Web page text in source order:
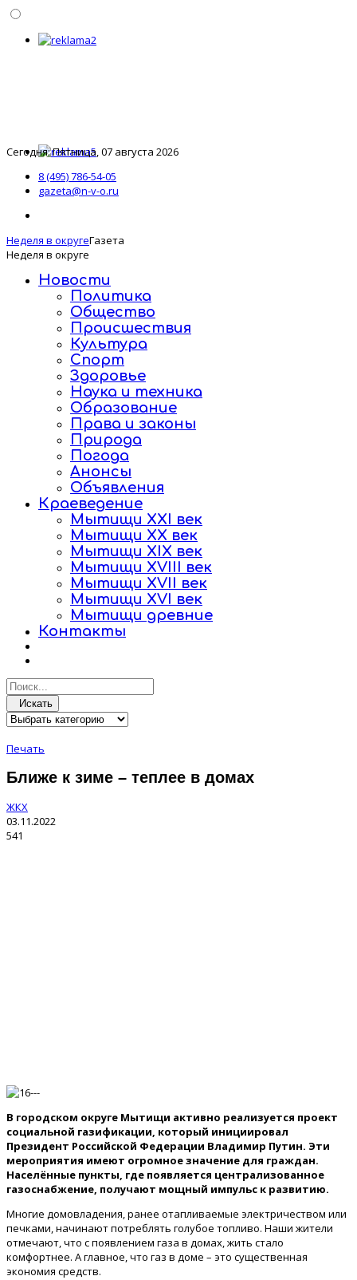
Сегодня: Пятница, 07 августа 2026
8 (495) 786-54-05
gazeta@n-v-o.ru
Неделя в округеГазета
Неделя в округе
Новости
Политика
Общество
Происшествия
Культура
Спорт
Здоровье
Наука и техника
Образование
Права и законы
Природа
Погода
Анонсы
Объявления
Краеведение
Мытищи XXI век
Мытищи XX век
Мытищи XIX век
Мытищи XVIII век
Мытищи XVII век
Мытищи XVI век
Мытищи древние
Контакты
Искать
Печать
Ближе к зиме – теплее в домах
ЖКХ
03.11.2022
541
В городском округе Мытищи активно реализуется проект
социальной газификации, который инициировал
Президент Российской Федерации Владимир Путин. Эти
мероприятия имеют огромное значение для граждан.
Населённые пункты, где появляется централизованное
газоснабжение, получают мощный импульс к развитию.
Многие домовладения, ранее отапливаемые электричеством или
печками, начинают потреблять голубое топливо. Наши жители
отмечают, что с появлением газа в домах, жить стало
комфортнее. А главное, что газ в доме – это существенная
экономия средств.